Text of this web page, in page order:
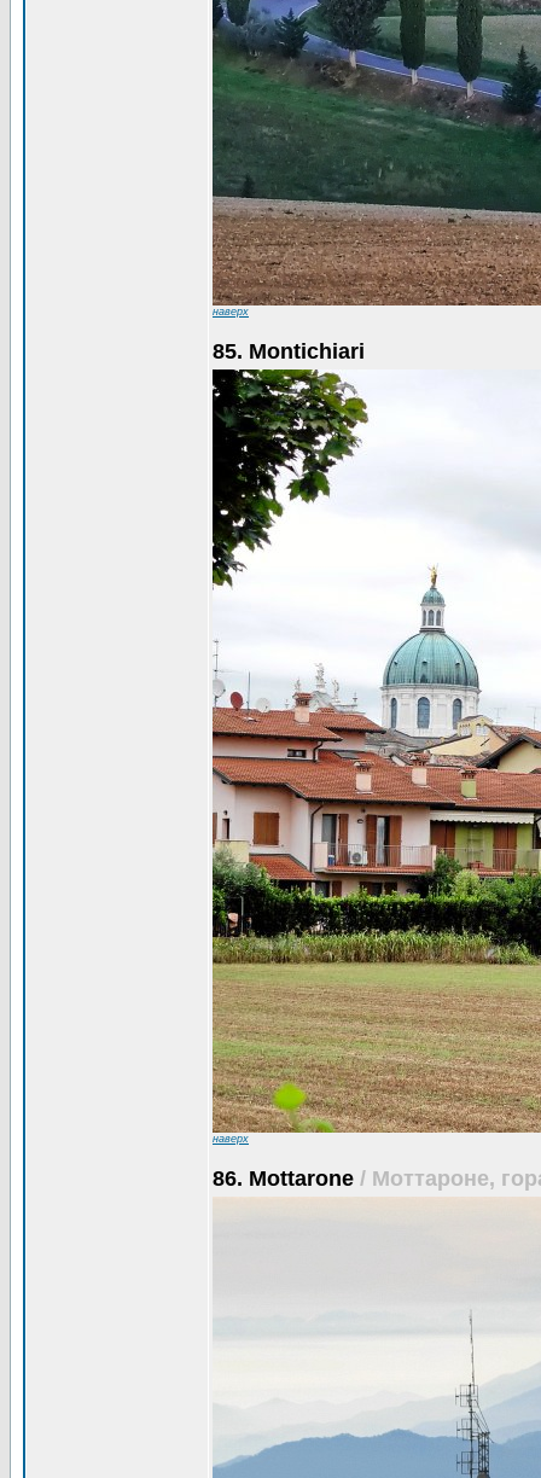
наверх
85. Montichiari
наверх
86. Mottarone / Моттароне,